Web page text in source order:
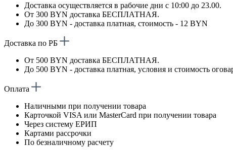
Доставка осуществляется в рабочие дни с 10:00 до 23.00.
От 300 BYN доставка БЕСПЛАТНАЯ.
До 300 BYN - доставка платная, стоимость - 12 BYN
Доставка по РБ
От 500 BYN доставка БЕСПЛАТНАЯ.
До 500 BYN - доставка платная, условия и стоимость
Оплата
Наличными при получении товара
Карточкой VISA или MasterCard при получении товара
Через систему ЕРИП
Картами рассрочки
По безналичному расчету